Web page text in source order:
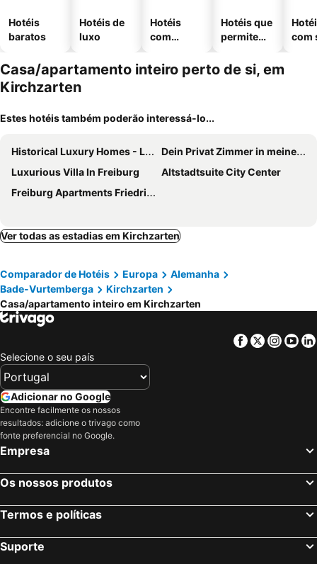
Hotéis
baratos
Hotéis de
luxo
Hotéis
com
Hotéis que
permitem
com
Casa/apartamento inteiro perto de si, em
Kirchzarten
Estes hotéis também poderão interessá-lo...
Historical Luxury Homes - Luxus Suite Colloseum
Dein Privat Zimmer in meiner Wohnung
Luxurious Villa In Freiburg
Altstadtsuite City Center
Freiburg Apartments Friedrichring
Ver todas as estadias em Kirchzarten
Comparador de Hotéis Europa
Alemanha
Bade-Vurtemberga
Kirchzarten
Casa/apartamento inteiro em Kirchzarten
Facebook
Twitter
Selecione o seu país
Adicionar no Google
Encontre facilmente os nossos
resultados: adicione o trivago como
fonte preferencial no Google.
Empresa
Os nossos produtos
Termos e políticas
Suporte